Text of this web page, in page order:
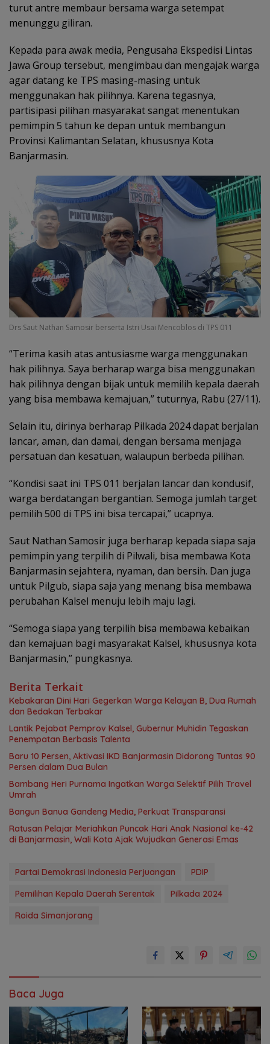
turut antre membaur bersama warga setempat
menunggu giliran.
Kepada para awak media, Pengusaha Ekspedisi Lintas
Jawa Group tersebut, mengimbau dan mengajak warga
agar datang ke TPS masing-masing untuk
menggunakan hak pilihnya. Karena tegasnya,
partisipasi pilihan masyarakat sangat menentukan
pemimpin 5 tahun ke depan untuk membangun
Provinsi Kalimantan Selatan, khususnya Kota
Banjarmasin.
Drs Saut Nathan Samosir berserta Istri Usai Mencoblos di TPS 011
“Terima kasih atas antusiasme warga menggunakan
hak pilihnya. Saya berharap warga bisa menggunakan
hak pilihnya dengan bijak untuk memilih kepala daerah
yang bisa membawa kemajuan,” tuturnya, Rabu (27/11).
Selain itu, dirinya berharap Pilkada 2024 dapat berjalan
lancar, aman, dan damai, dengan bersama menjaga
persatuan dan kesatuan, walaupun berbeda pilihan.
“Kondisi saat ini TPS 011 berjalan lancar dan kondusif,
warga berdatangan bergantian. Semoga jumlah target
pemilih 500 di TPS ini bisa tercapai,” ucapnya.
Saut Nathan Samosir juga berharap kepada siapa saja
pemimpin yang terpilih di Pilwali, bisa membawa Kota
Banjarmasin sejahtera, nyaman, dan bersih. Dan juga
untuk Pilgub, siapa saja yang menang bisa membawa
perubahan Kalsel menuju lebih maju lagi.
“Semoga siapa yang terpilih bisa membawa kebaikan
dan kemajuan bagi masyarakat Kalsel, khususnya kota
Banjarmasin,” pungkasnya.
Berita Terkait
Kebakaran Dini Hari Gegerkan Warga Kelayan B, Dua Rumah
dan Bedakan Terbakar
Lantik Pejabat Pemprov Kalsel, Gubernur Muhidin Tegaskan
Penempatan Berbasis Talenta
Baru 10 Persen, Aktivasi IKD Banjarmasin Didorong Tuntas 90
Persen dalam Dua Bulan
Bambang Heri Purnama Ingatkan Warga Selektif Pilih Travel
Umrah
Bangun Banua Gandeng Media, Perkuat Transparansi
Ratusan Pelajar Meriahkan Puncak Hari Anak Nasional ke-42
di Banjarmasin, Wali Kota Ajak Wujudkan Generasi Emas
Partai Demokrasi Indonesia Perjuangan
PDIP
Pemilihan Kepala Daerah Serentak
Pilkada 2024
Roida Simanjorang
Baca Juga